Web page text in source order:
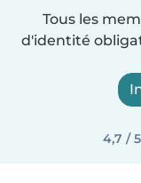
Tous les
d'identité
4,7 / 5